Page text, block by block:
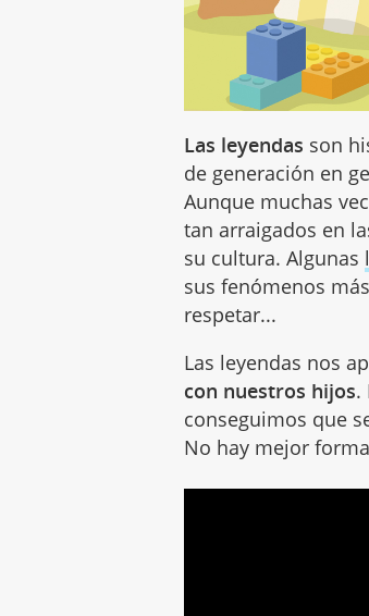
Las leyendas son
de generación en
Aunque muchas
tan arraigados en
su cultura. Algunas
sus fenómenos
respetar...
Las leyendas nos
con nuestros hijos.
conseguimos que
No hay mejor